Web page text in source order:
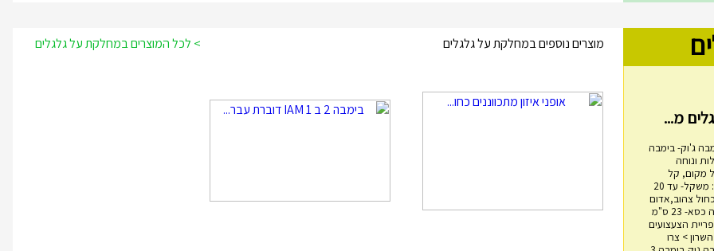
ג'וק- בימבה
ונוחה
מקום, קל
משקל, בטיחותי. מפרט: משקל- עד 20
צהוב,אדום
שחור אורך- 60 ס"מ גובה כסא- 23 ס"מ
ס"מ אימפריית הצעצועים
14, הוד השרון > צרו
מוצרים נוספים במחלקת על גלגלים > לכל המוצרים במחלקת על גלגלים